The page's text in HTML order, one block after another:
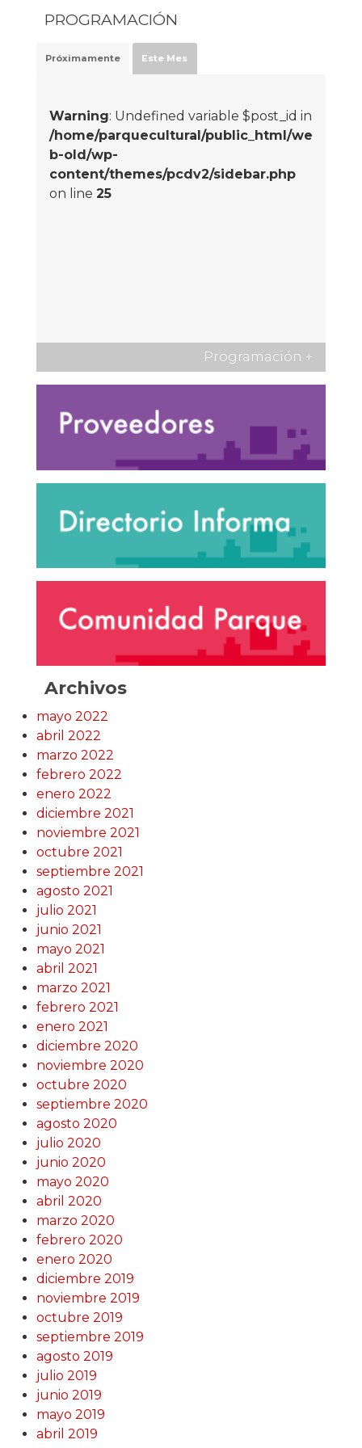
PROGRAMACIÓN
Próximamente Este Mes
Warning: Undefined variable $post_id in
/home/parquecultural/public_html/we
b-old/wp-
content/themes/pcdv2/sidebar.php
on line 25
Programación +
Archivos
mayo 2022
abril 2022
marzo 2022
febrero 2022
enero 2022
diciembre 2021
noviembre 2021
octubre 2021
septiembre 2021
agosto 2021
julio 2021
junio 2021
mayo 2021
abril 2021
marzo 2021
febrero 2021
enero 2021
diciembre 2020
noviembre 2020
octubre 2020
septiembre 2020
agosto 2020
julio 2020
junio 2020
mayo 2020
abril 2020
marzo 2020
febrero 2020
enero 2020
diciembre 2019
noviembre 2019
octubre 2019
septiembre 2019
agosto 2019
julio 2019
junio 2019
mayo 2019
abril 2019